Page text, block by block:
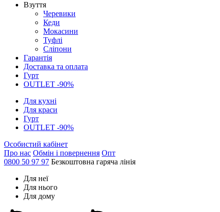
Взуття
Черевики
Кеди
Мокасини
Туфлі
Сліпони
Гарантія
Доставка та оплата
Гурт
OUTLET -90%
Для кухні
Для краси
Гурт
OUTLET -90%
Особистий кабінет
Про нас Обмін і повернення Опт
0800 50 97 97 Безкоштовна гаряча лінія
Для неї
Для нього
Для дому